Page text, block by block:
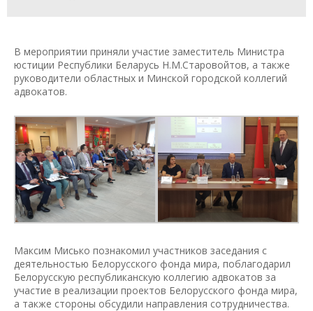
В мероприятии приняли участие заместитель Министра
юстиции Республики Беларусь Н.М.Старовойтов, а также
руководители областных и Минской городской коллегий
адвокатов.
Максим Мисько познакомил участников заседания с
деятельностью Белорусского фонда мира, поблагодарил
Белорусскую республиканскую коллегию адвокатов за
участие в реализации проектов Белорусского фонда мира,
а также стороны обсудили направления сотрудничества.